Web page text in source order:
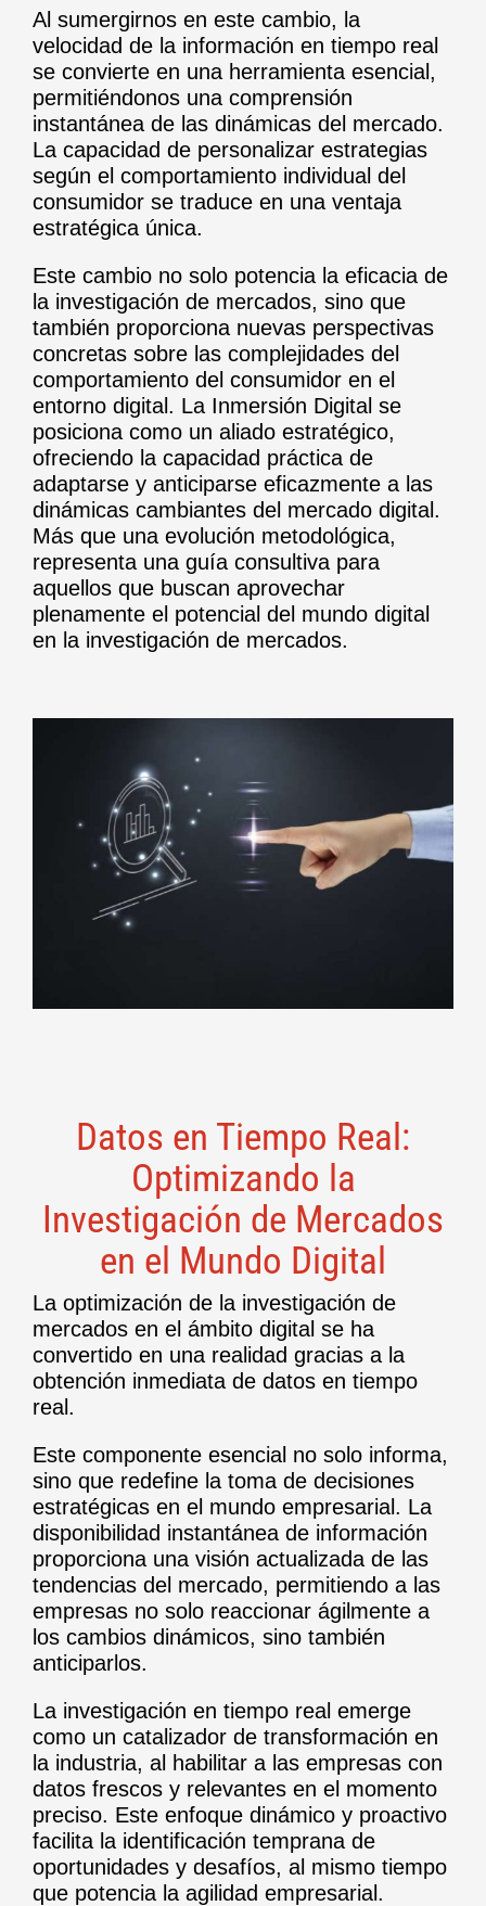
Al sumergirnos en este cambio, la
velocidad de la información en tiempo real
se convierte en una herramienta esencial,
permitiéndonos una comprensión
instantánea de las dinámicas del mercado.
La capacidad de personalizar estrategias
según el comportamiento individual del
consumidor se traduce en una ventaja
estratégica única.
Este cambio no solo potencia la eficacia de
la investigación de mercados, sino que
también proporciona nuevas perspectivas
concretas sobre las complejidades del
comportamiento del consumidor en el
entorno digital. La Inmersión Digital se
posiciona como un aliado estratégico,
ofreciendo la capacidad práctica de
adaptarse y anticiparse eficazmente a las
dinámicas cambiantes del mercado digital.
Más que una evolución metodológica,
representa una guía consultiva para
aquellos que buscan aprovechar
plenamente el potencial del mundo digital
en la investigación de mercados.
Datos en Tiempo Real:
Optimizando la
Investigación de Mercados
en el Mundo Digital
La optimización de la investigación de
mercados en el ámbito digital se ha
convertido en una realidad gracias a la
obtención inmediata de datos en tiempo
real.
Este componente esencial no solo informa,
sino que redefine la toma de decisiones
estratégicas en el mundo empresarial. La
disponibilidad instantánea de información
proporciona una visión actualizada de las
tendencias del mercado, permitiendo a las
empresas no solo reaccionar ágilmente a
los cambios dinámicos, sino también
anticiparlos.
La investigación en tiempo real emerge
como un catalizador de transformación en
la industria, al habilitar a las empresas con
datos frescos y relevantes en el momento
preciso. Este enfoque dinámico y proactivo
facilita la identificación temprana de
oportunidades y desafíos, al mismo tiempo
que potencia la agilidad empresarial.